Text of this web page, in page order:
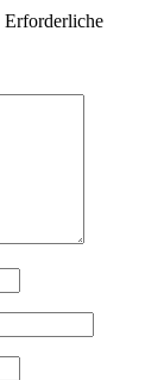
Erforderliche